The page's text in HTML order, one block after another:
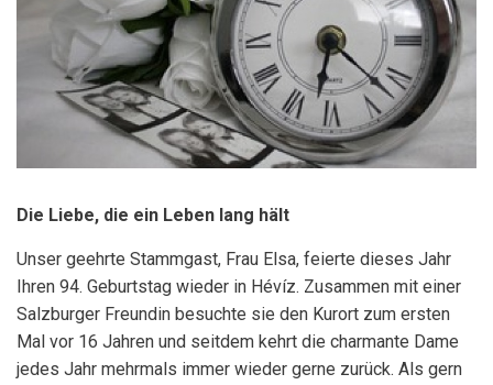
Die Liebe, die ein Leben lang hält
Unser geehrte Stammgast, Frau Elsa, feierte dieses Jahr
Ihren 94. Geburtstag wieder in Hévíz. Zusammen mit einer
Salzburger Freundin besuchte sie den Kurort zum ersten
Mal vor 16 Jahren und seitdem kehrt die charmante Dame
jedes Jahr mehrmals immer wieder gerne zurück. Als gern